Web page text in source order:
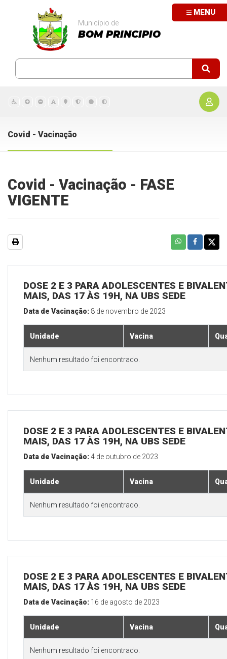
MENU
Município de
BOM PRINCIPIO
Covid - Vacinação
Covid - Vacinação - FASE
VIGENTE
DOSE 2 E 3 PARA ADOLESCENTES E
MAIS, DAS 17 ÀS 19H, NA UBS SEDE
Data de Vacinação: 8 de novembro de 2023
Unidade Vacina
Nenhum resultado foi encontrado.
DOSE 2 E 3 PARA ADOLESCENTES E
MAIS, DAS 17 ÀS 19H, NA UBS SEDE
Data de Vacinação:4 de outubro de 2023
Unidade Vacina
Nenhum resultado foi encontrado.
DOSE 2 E 3 PARA ADOLESCENTES E
MAIS, DAS 17 ÀS 19H, NA UBS SEDE
Data de Vacinação: 16 de agosto de 2023
Unidade Vacina
Nenhum resultado foi encontrado.